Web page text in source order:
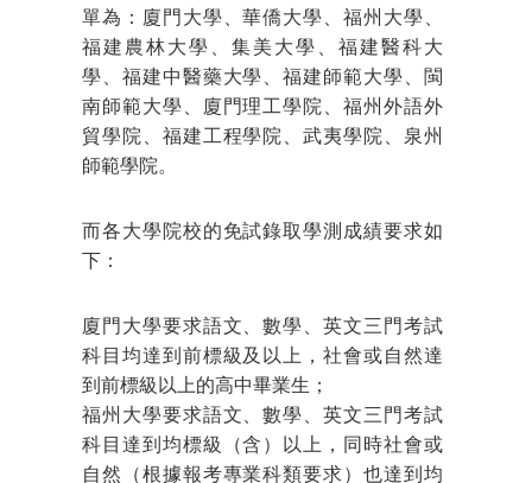
單為：廈門大學、華僑大學、福州大學、
福建農林大學、集美大學、福建醫科大
學、福建中醫藥大學、福建師範大學、閩
南師範大學、廈門理工學院、福州外語外
貿學院、福建工程學院、武夷學院、泉州
師範學院。
而各大學院校的免試錄取學測成績要求如
下：
廈門大學要求語文、數學、英文三門考試
科目均達到前標級及以上，社會或自然達
到前標級以上的高中畢業生；
福州大學要求語文、數學、英文三門考試
科目達到均標級（含）以上，同時社會或
自然（根據報考專業科類要求）也達到均